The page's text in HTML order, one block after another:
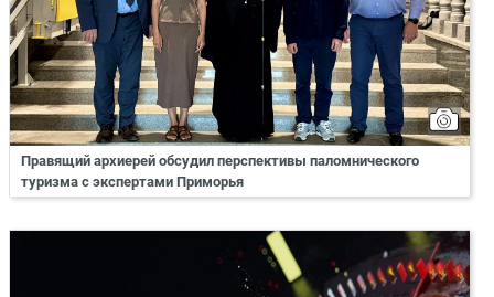
Правящий архиерей обсудил перспективы паломнического
туризма с экспертами Приморья